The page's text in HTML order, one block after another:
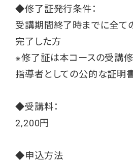
◆修了証発行条件：
受講期間終了時までに全て
完了した方
※修了証は本コースの受講修
指導者としての公的な証明
◆受講料：
2,200円
◆申込方法